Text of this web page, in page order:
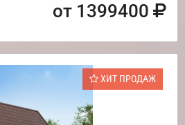
от 1399400
ХИТ ПРОДАЖ